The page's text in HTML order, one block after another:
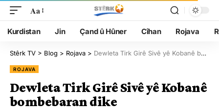
Aa
Kurdistan Jin Çand û Hûner Cîhan Rojava
Stêrk TV > Blog > Rojava > Dewleta Tirk Girê Sivê yê Kobanê bombebaran dike
ROJAVA
Dewleta Tirk Girê Sivê yê Kobanê
bombebaran dike